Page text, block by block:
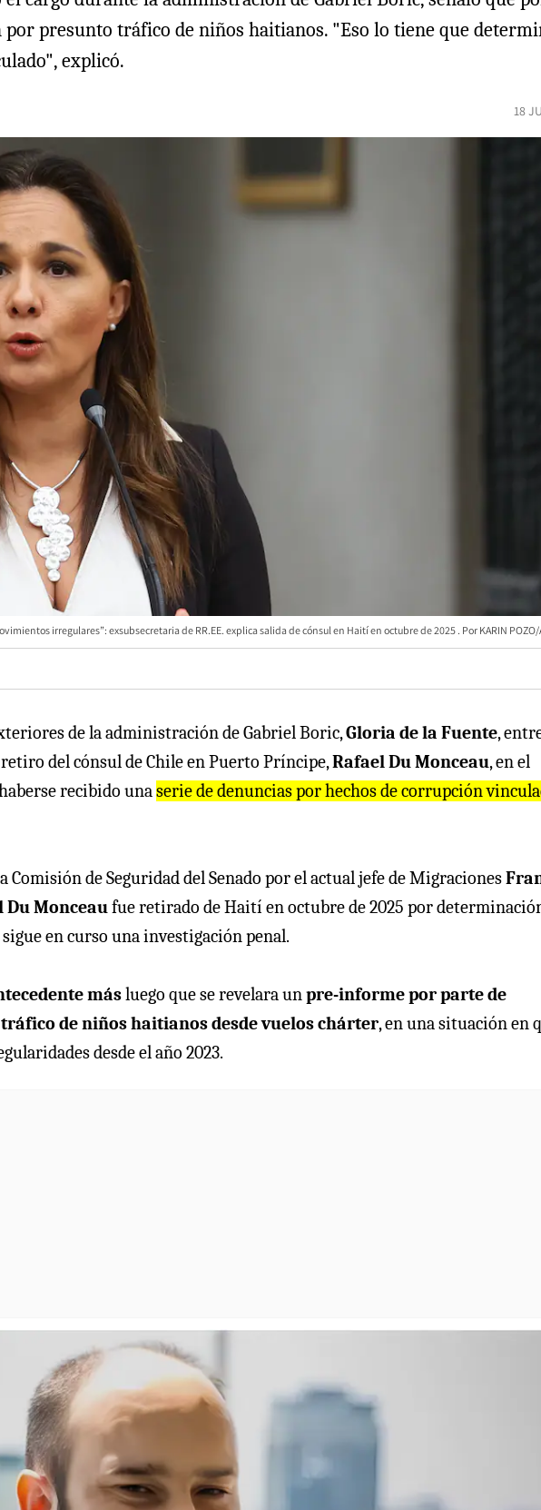
presunto tráfico de niños haitianos. "Eso lo tiene que
explicó.
18
irregulares”: exsubsecretaria de RR.EE. explica salida de cónsul en Haití en octubre de 2025 KARIN
de la administración de Gabriel Boric,Gloria de la Fuente,
del cónsul de Chile en Puerto Príncipe,Rafael Du Monceau, en el
recibido unaserie de denuncias por hechos de corrupción
Comisión de Seguridad del Senado por el actual jefe de Migraciones
Du Monceaufue retirado de Haití en octubre de 2025 por
en curso una investigación penal.
másluego que se revelara unpre-informe por parte de
de niños haitianos desde vuelos chárter, en una situación en
desde el año 2023.